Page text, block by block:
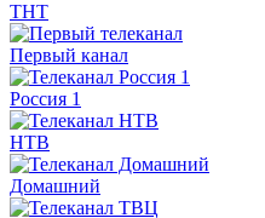
ТНТ
Первый канал
Россия 1
НТВ
Домашний